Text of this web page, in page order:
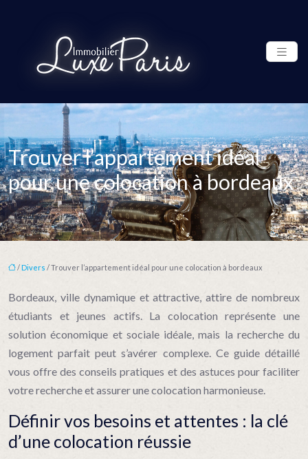
Trouver l’appartement idéal
pour une colocation à bordeaux
/Divers / Trouver l’appartement idéal pour une colocation à bordeaux
Bordeaux, ville dynamique et attractive, attire de nombreux
étudiants et jeunes actifs. La colocation représente une
solution économique et sociale idéale, mais la recherche du
logement parfait peut s’avérer complexe. Ce guide détaillé
vous offre des conseils pratiques et des astuces pour faciliter
votre recherche et assurer une colocation harmonieuse.
Définir vos besoins et attentes : la clé
d’une colocation réussie